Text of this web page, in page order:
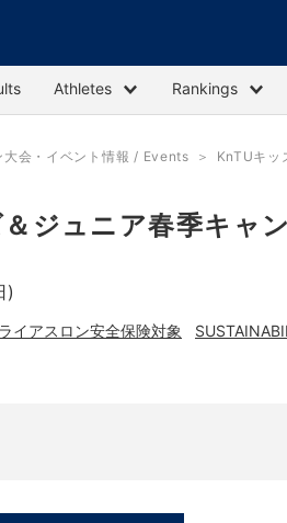
Athletes Rankings
大会・イベント情報 / Events KnTUキッ
＆ジュニア春季キャ
)
イアスロン安全保険対象